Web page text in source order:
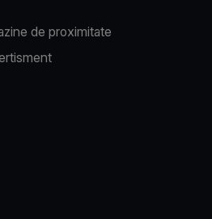
de proximitate